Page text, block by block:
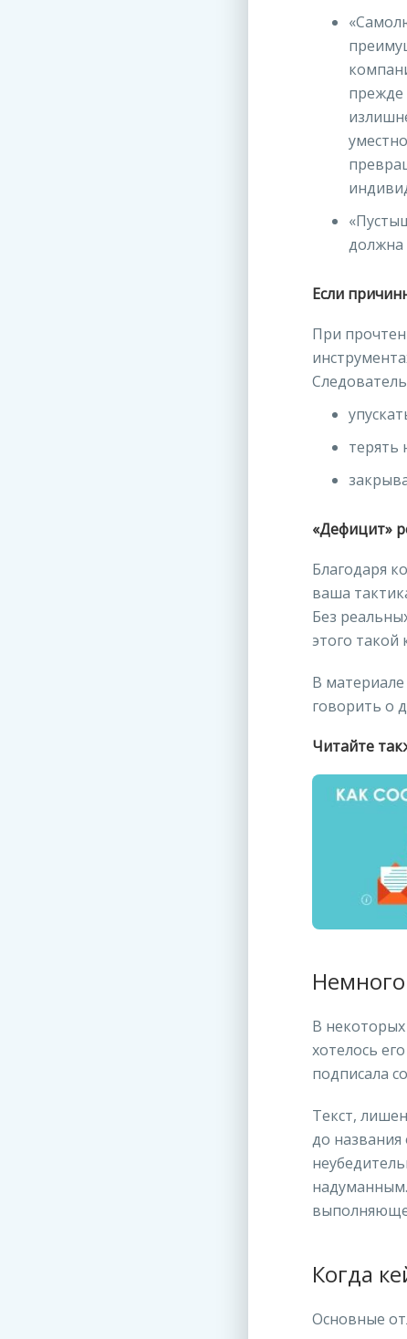
прежде
Если
При
терять
«Дефицит»
Благодаря
ваша
Без
этого такой
В
говорить о
Читайте
В некоторых
хотелось
подписала
Текст,
до названия
Когда
Основные